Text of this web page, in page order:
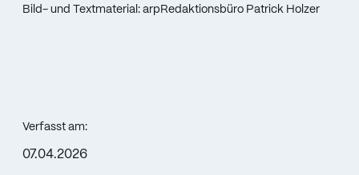
Bild- und Textmaterial: arpRedaktionsbüro Patrick Holzer
Verfasst am:
07.04.2026